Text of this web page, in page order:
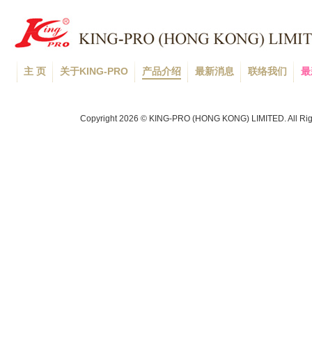
主 页 关于KING-PRO 产品介绍 最新消息 联络我们
Copyright 2026 © KING-PRO (HONG KONG) LIMITED. All